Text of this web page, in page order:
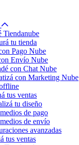
Tiendanube
tu tienda
Pago Nube
Envío Nube
con Chat Nube
con Marketing Nube
tus ventas
tu diseño
de pago
de envío
avanzadas
tus ventas